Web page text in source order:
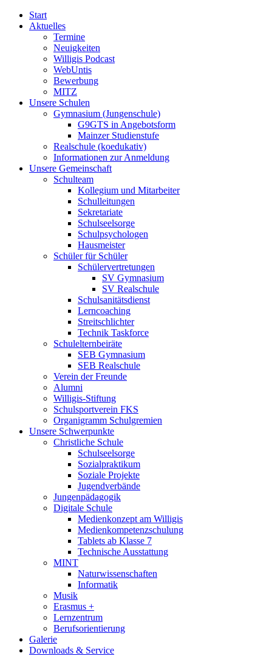
Start
Aktuelles
Termine
Neuigkeiten
Willigis Podcast
WebUntis
Bewerbung
MITZ
Unsere Schulen
Gymnasium (Jungenschule)
G9GTS in Angebotsform
Mainzer Studienstufe
Realschule (koedukativ)
Informationen zur Anmeldung
Unsere Gemeinschaft
Schulteam
Kollegium und Mitarbeiter
Schulleitungen
Sekretariate
Schulseelsorge
Schulpsychologen
Hausmeister
Schüler für Schüler
Schülervertretungen
SV Gymnasium
SV Realschule
Schulsanitätsdienst
Lerncoaching
Streitschlichter
Technik Taskforce
Schulelternbeiräte
SEB Gymnasium
SEB Realschule
Verein der Freunde
Alumni
Willigis-Stiftung
Schulsportverein FKS
Organigramm Schulgremien
Unsere Schwerpunkte
Christliche Schule
Schulseelsorge
Sozialpraktikum
Soziale Projekte
Jugendverbände
Jungenpädagogik
Digitale Schule
Medienkonzept am Willigis
Medienkompetenzschulung
Tablets ab Klasse 7
Technische Ausstattung
MINT
Naturwissenschaften
Informatik
Musik
Erasmus +
Lernzentrum
Berufsorientierung
Galerie
Downloads & Service